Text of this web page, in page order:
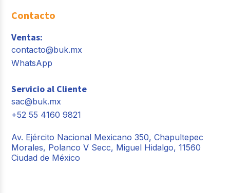
Contacto
Ventas:
contacto@buk.mx
WhatsApp
Servicio al Cliente
sac@buk.mx
+52 55 4160 9821
Av. Ejército Nacional Mexicano 350, Chapultepec
Morales, Polanco V Secc, Miguel Hidalgo, 11560
Ciudad de México